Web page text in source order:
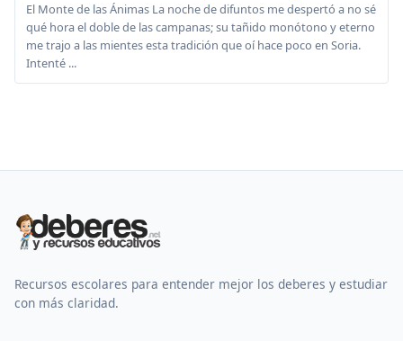
El Monte de las Ánimas La noche de difuntos me despertó a no sé
qué hora el doble de las campanas; su tañido monótono y eterno
me trajo a las mientes esta tradición que oí hace poco en Soria.
Intenté ...
Recursos escolares para entender mejor los deberes y estudiar
con más claridad.